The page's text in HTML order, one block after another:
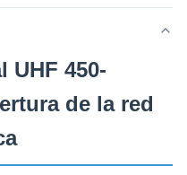
UHF 450-
de la red